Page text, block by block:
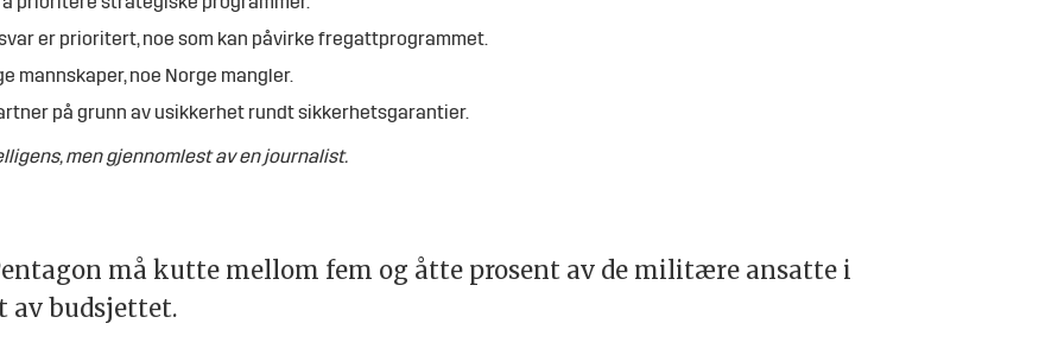
er prioritert, noe som kan påvirke fregattprogrammet.
mannskaper, noe Norge mangler.
på grunn av usikkerhet rundt sikkerhetsgarantier.
men gjennomlest av en journalist.
må kutte mellom fem og åtte prosent av de militære ansatte i
av budsjettet.